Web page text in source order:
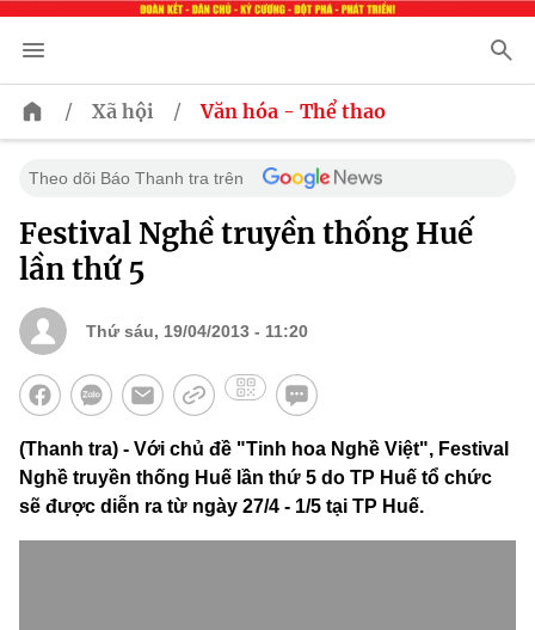
/ Xã hội / Văn hóa - Thể thao
Theo dõi Báo Thanh tra trên
Festival Nghề truyền thống Huế
lần thứ 5
Thứ sáu, 19/04/2013 - 11:20
(Thanh tra) - Với chủ đề "Tinh hoa Nghề Việt", Festival
Nghề truyền thống Huế lần thứ 5 do TP Huế tổ chức
sẽ được diễn ra từ ngày 27/4 - 1/5 tại TP Huế.